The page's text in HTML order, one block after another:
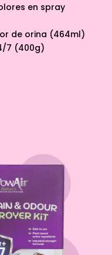
en spray
de orina (464ml)
7 (400g)